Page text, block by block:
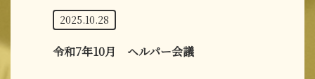
2025.10.28
令和7年10月 ヘルパー会議